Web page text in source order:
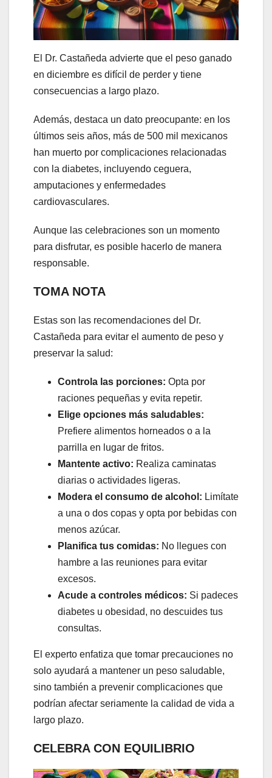
El Dr. Castañeda advierte que el peso ganado
en diciembre es difícil de perder y tiene
consecuencias a largo plazo.
Además, destaca un dato preocupante: en los
últimos seis años, más de 500 mil mexicanos
han muerto por complicaciones relacionadas
con la diabetes, incluyendo ceguera,
amputaciones y enfermedades
cardiovasculares.
Aunque las celebraciones son un momento
para disfrutar, es posible hacerlo de manera
responsable.
TOMA NOTA
Estas son las recomendaciones del Dr.
Castañeda para evitar el aumento de peso y
preservar la salud:
Controla las porciones: Opta por
raciones pequeñas y evita repetir.
Elige opciones más saludables:
Prefiere alimentos horneados o a la
parrilla en lugar de fritos.
Mantente activo: Realiza caminatas
diarias o actividades ligeras.
Modera el consumo de alcohol: Limítate
a una o dos copas y opta por bebidas con
menos azúcar.
Planifica tus comidas: No llegues con
hambre a las reuniones para evitar
excesos.
Acude a controles médicos: Si padeces
diabetes u obesidad, no descuides tus
consultas.
El experto enfatiza que tomar precauciones no
solo ayudará a mantener un peso saludable,
sino también a prevenir complicaciones que
podrían afectar seriamente la calidad de vida a
largo plazo.
CELEBRA CON EQUILIBRIO